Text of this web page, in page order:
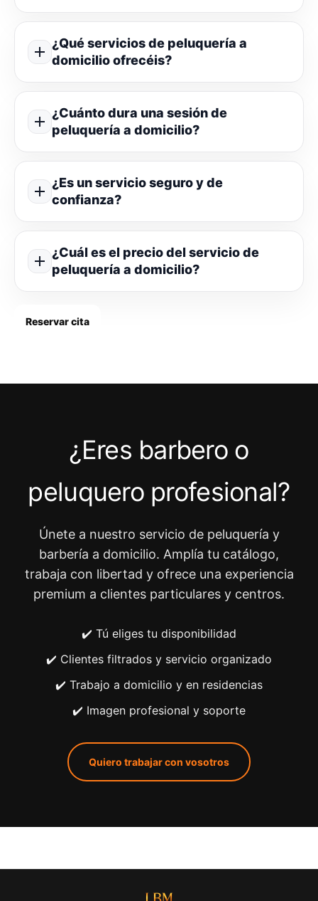
¿Qué servicios de peluquería a
domicilio ofrecéis?
¿Cuánto dura una sesión de
peluquería a domicilio?
¿Es un servicio seguro y de
confianza?
¿Cuál es el precio del servicio de
peluquería a domicilio?
Reservar cita
¿Eres barbero o
peluquero profesional?
Únete a nuestro servicio de peluquería y
barbería a domicilio. Amplía tu catálogo,
trabaja con libertad y ofrece una experiencia
premium a clientes particulares y centros.
✔️ Tú eliges tu disponibilidad
✔️ Clientes filtrados y servicio organizado
✔️ Trabajo a domicilio y en residencias
✔️ Imagen profesional y soporte
Quiero trabajar con vosotros